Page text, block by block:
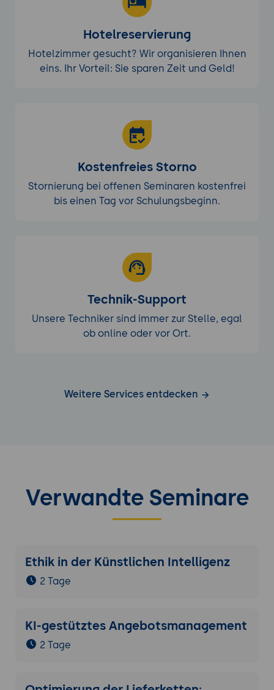
Hotelreservierung
Hotelzimmer gesucht? Wir organisieren Ihnen
eins. Ihr Vorteil: Sie sparen Zeit und Geld!
Kostenfreies Storno
Stornierung bei offenen Seminaren kostenfrei
bis einen Tag vor Schulungsbeginn.
Technik-Support
Unsere Techniker sind immer zur Stelle, egal
ob online oder vor Ort.
Weitere Services entdecken
Verwandte Seminare
Ethik in der Künstlichen Intelligenz
2 Tage
KI-gestütztes Angebotsmanagement
2 Tage